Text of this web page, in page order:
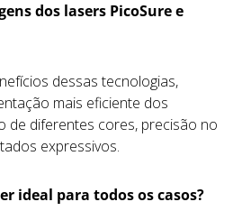
dos lasers PicoSure e
dessas tecnologias,
mais eficiente dos
de diferentes cores, precisão no
expressivos.
ideal para todos os casos?